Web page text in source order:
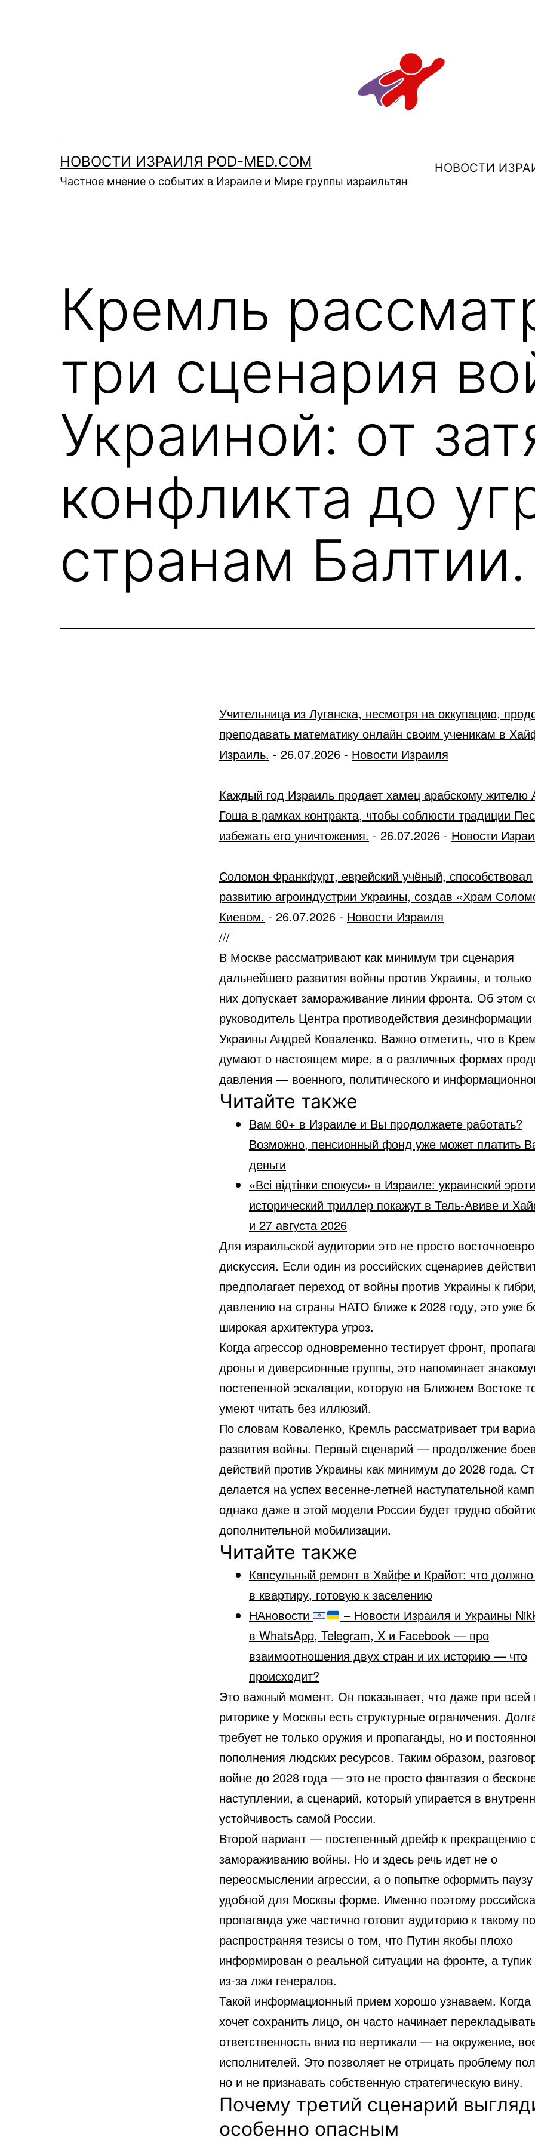
НОВОСТИ ИЗРАИЛЯ POD-MED.COM
Частное мнение о событих в Израиле и Мире группы израильтян
НОВОСТИ
Кремль
три сценария
Украиной: от
конфликта до
странам Балтии.
Учительница из Луганска, несмотря на оккупацию,
преподавать математику онлайн своим ученикам в
Израиль. - 26.07.2026 - Новости Израиля
Каждый год Израиль продает хамец арабскому жителю
Гоша в рамках контракта, чтобы соблюсти традиции
избежать его уничтожения. - 26.07.2026 - Новости
Соломон Франкфурт, еврейский учёный, способствовал
развитию агроиндустрии Украины, создав «Храм
Киевом. - 26.07.2026 - Новости Израиля
///
В Москве рассматривают как минимум три сценария
дальнейшего развития войны против Украины, и
них допускает замораживание линии фронта. Об этом
руководитель Центра противодействия
Украины Андрей Коваленко. Важно отметить, что в
думают о настоящем мире, а о различных формах
давления — военного, политического и
Читайте также
Вам 60+ в Израиле и Вы продолжаете работать?
Возможно, пенсионный фонд уже может платить
деньги
«Всі відтінки спокуси» в Израиле: украинский
исторический триллер покажут в Тель-Авиве и
и 27 августа 2026
Для израильской аудитории это не просто
дискуссия. Если один из российских сценариев
предполагает переход от войны против Украины к
давлению на страны НАТО ближе к 2028 году, это уже
широкая архитектура угроз.
Когда агрессор одновременно тестирует фронт,
дроны и диверсионные группы, это напоминает
постепенной эскалации, которую на Ближнем Востоке
умеют читать без иллюзий.
По словам Коваленко, Кремль рассматривает три
развития войны. Первый сценарий — продолжение
действий против Украины как минимум до 2028 года.
делается на успех весенне-летней наступательной
однако даже в этой модели России будет трудно
дополнительной мобилизации.
Читайте также
Капсульный ремонт в Хайфе и Крайот: что должно
в квартиру, готовую к заселению
НАновости
– Новости Израиля и Украины
в WhatsApp, Telegram, X и Facebook — про
взаимоотношения двух стран и их историю — что
происходит?
Это важный момент. Он показывает, что даже при всей
риторике у Москвы есть структурные ограничения.
требует не только оружия и пропаганды, но и
пополнения людских ресурсов. Таким образом,
войне до 2028 года — это не просто фантазия о
наступлении, а сценарий, который упирается в
устойчивость самой России.
Второй вариант — постепенный дрейф к прекращению
замораживанию войны. Но и здесь речь идет не о
переосмыслении агрессии, а о попытке оформить
удобной для Москвы форме. Именно поэтому
пропаганда уже частично готовит аудиторию к такому
распространяя тезисы о том, что Путин якобы плохо
информирован о реальной ситуации на фронте, а тупик
из-за лжи генералов.
Такой информационный прием хорошо узнаваем.
хочет сохранить лицо, он часто начинает
ответственность вниз по вертикали — на окружение,
исполнителей. Это позволяет не отрицать проблему
но и не признавать собственную стратегическую вину.
Почему третий сценарий
особенно опасным